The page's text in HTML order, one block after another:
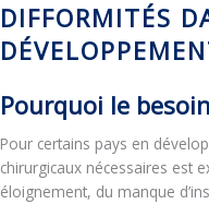
DIFFORMITÉS
Pourquoi le
Pour certains pays en
chirurgicaux nécessaires est
éloignement, du manque